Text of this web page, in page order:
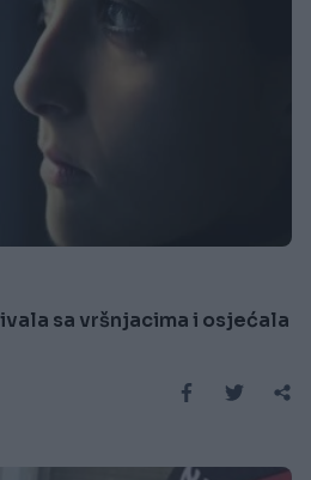
sa vršnjacima i osjećala